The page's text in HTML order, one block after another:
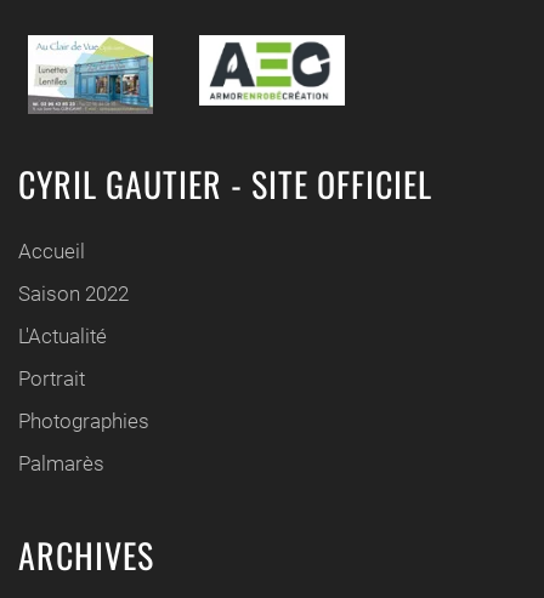
CYRIL GAUTIER - SITE OFFICIEL
Accueil
Saison 2022
L'Actualité
Portrait
Photographies
Palmarès
ARCHIVES